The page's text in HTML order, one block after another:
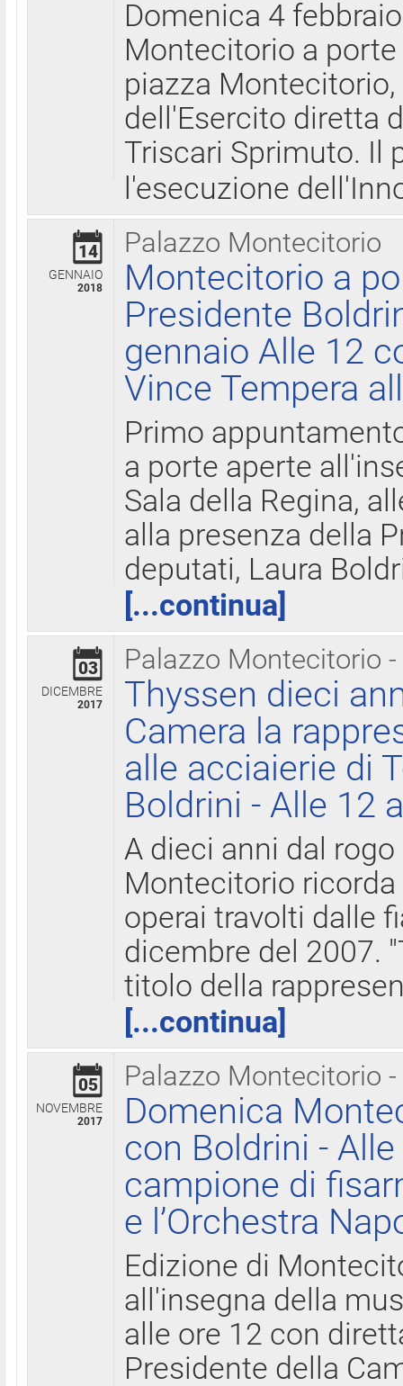
Domenica 4
Montecitorio a
piazza
dell'Esercito diretta
Triscari Sprimuto. Il
l'esecuzione
Palazzo Montecitorio
14
GENNAIO
2018
Montecitorio a
Presidente
gennaio Alle 12
Vince Tempera
Primo
a porte aperte
Sala della Regina,
alla presenza della
deputati, Laura
[...continua]
Palazzo Montecitorio
03
DICEMBRE
2017
Thyssen dieci
Camera la
alle acciaierie di
Boldrini - Alle 12
A dieci anni dal
Montecitorio
operai travolti dalle
dicembre del 2007.
titolo della
[...continua]
Palazzo Montecitorio
05
NOVEMBRE
2017
Domenica
con Boldrini -
campione di
e l’Orchestra
Edizione di
all'insegna della
alle ore 12 con
Presidente della